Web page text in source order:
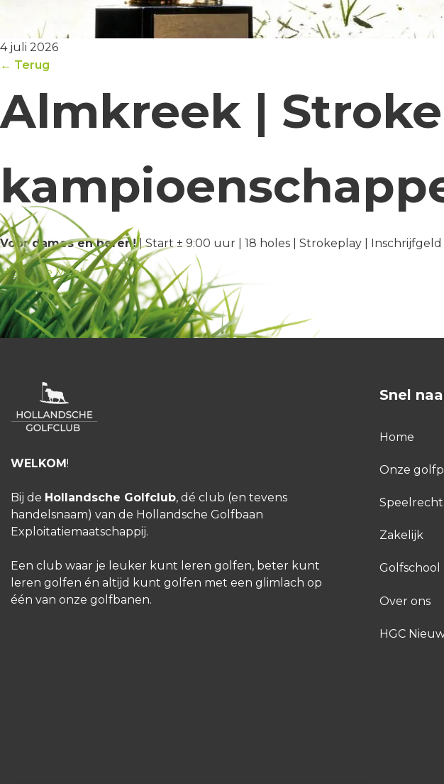
4 juli 2026
← Terug
Almkreek |
Voor dames en heren!| Start ± 9:00 uur | 18 holes | Strokeplay | Inschrijfgeld
HGC Doe Mee!
WELKOM!
Bij de Hollandsche Golfclub, dé club (en tevens
handelsnaam) van de Hollandsche Golfbaan
Exploitatiemaatschappij.
Een club waar je leuker kunt leren golfen, beter kunt
leren golfen én altijd kunt golfen met een glimlach op
één van onze golfbanen.
Snel
Home
Onze
Speelrecht
Zakelijk
Golfschool
Over ons
HGC